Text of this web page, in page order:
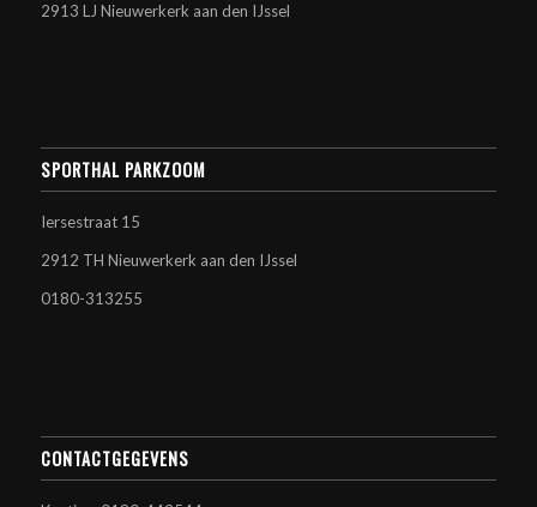
2913 LJ Nieuwerkerk aan den IJssel
SPORTHAL PARKZOOM
Iersestraat 15
2912 TH Nieuwerkerk aan den IJssel
0180-313255
CONTACTGEGEVENS